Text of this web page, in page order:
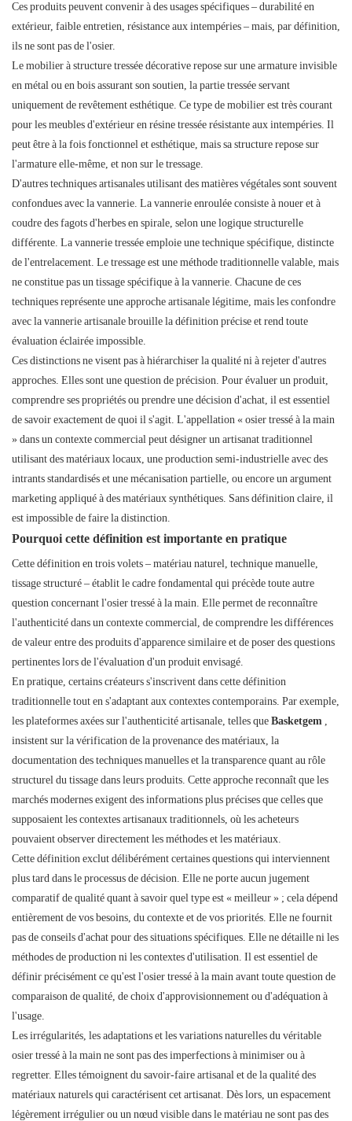
Ces produits peuvent convenir à des usages spécifiques – durabilité en
extérieur, faible entretien, résistance aux intempéries – mais, par définition,
ils ne sont pas de l'osier.
Le mobilier à structure tressée décorative repose sur une armature invisible
en métal ou en bois assurant son soutien, la partie tressée servant
uniquement de revêtement esthétique. Ce type de mobilier est très courant
pour les meubles d'extérieur en résine tressée résistante aux intempéries. Il
peut être à la fois fonctionnel et esthétique, mais sa structure repose sur
l'armature elle-même, et non sur le tressage.
D'autres techniques artisanales utilisant des matières végétales sont souvent
confondues avec la vannerie. La vannerie enroulée consiste à nouer et à
coudre des fagots d'herbes en spirale, selon une logique structurelle
différente. La vannerie tressée emploie une technique spécifique, distincte
de l'entrelacement. Le tressage est une méthode traditionnelle valable, mais
ne constitue pas un tissage spécifique à la vannerie. Chacune de ces
techniques représente une approche artisanale légitime, mais les confondre
avec la vannerie artisanale brouille la définition précise et rend toute
évaluation éclairée impossible.
Ces distinctions ne visent pas à hiérarchiser la qualité ni à rejeter d'autres
approches. Elles sont une question de précision. Pour évaluer un produit,
comprendre ses propriétés ou prendre une décision d'achat, il est essentiel
de savoir exactement de quoi il s'agit. L'appellation « osier tressé à la main
» dans un contexte commercial peut désigner un artisanat traditionnel
utilisant des matériaux locaux, une production semi-industrielle avec des
intrants standardisés et une mécanisation partielle, ou encore un argument
marketing appliqué à des matériaux synthétiques. Sans définition claire, il
est impossible de faire la distinction.
Pourquoi cette définition est importante en pratique
Cette définition en trois volets – matériau naturel, technique manuelle,
tissage structuré – établit le cadre fondamental qui précède toute autre
question concernant l'osier tressé à la main. Elle permet de reconnaître
l'authenticité dans un contexte commercial, de comprendre les différences
de valeur entre des produits d'apparence similaire et de poser des questions
pertinentes lors de l'évaluation d'un produit envisagé.
En pratique, certains créateurs s'inscrivent dans cette définition
traditionnelle tout en s'adaptant aux contextes contemporains. Par exemple,
les plateformes axées sur l'authenticité artisanale, telles queBasketgem
insistent sur la vérification de la provenance des matériaux, la
documentation des techniques manuelles et la transparence quant au rôle
structurel du tissage dans leurs produits. Cette approche reconnaît que les
marchés modernes exigent des informations plus précises que celles que
supposaient les contextes artisanaux traditionnels, où les acheteurs
pouvaient observer directement les méthodes et les matériaux.
Cette définition exclut délibérément certaines questions qui interviennent
plus tard dans le processus de décision. Elle ne porte aucun jugement
comparatif de qualité quant à savoir quel type est « meilleur » ; cela dépend
entièrement de vos besoins, du contexte et de vos priorités. Elle ne fournit
pas de conseils d'achat pour des situations spécifiques. Elle ne détaille ni les
méthodes de production ni les contextes d'utilisation. Il est essentiel de
définir précisément ce qu'est l'osier tressé à la main avant toute question de
comparaison de qualité, de choix d'approvisionnement ou d'adéquation à
l'usage.
Les irrégularités, les adaptations et les variations naturelles du véritable
osier tressé à la main ne sont pas des imperfections à minimiser ou à
regretter. Elles témoignent du savoir-faire artisanal et de la qualité des
matériaux naturels qui caractérisent cet artisanat. Dès lors, un espacement
légèrement irrégulier ou un nœud visible dans le matériau ne sont pas des